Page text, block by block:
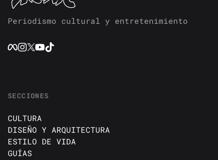
Periodismo cultural y entretenimiento
SECCIONES
CULTURA
DISEÑO Y ARQUITECTURA
ESTILO DE VIDA
GUÍAS